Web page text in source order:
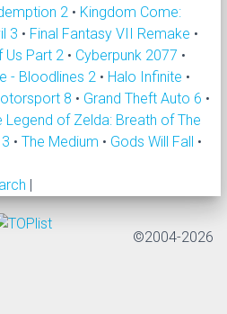
2 • Kingdom Come:
3 • Final Fantasy VII Remake •
Us Part 2 • Cyberpunk 2077 •
- Bloodlines 2 • Halo Infinite •
8 • Grand Theft Auto 6 •
Legend of Zelda: Breath of The
• The Medium • Gods Will Fall •
|
©2004-2026